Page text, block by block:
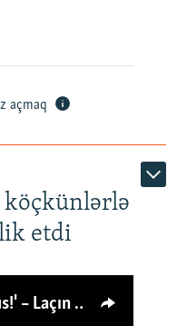
açmaq
etdi
'Ya təklif olunan ev, ya status!' – Laçın köçkünü: 'Laçından başqa heç hara!'